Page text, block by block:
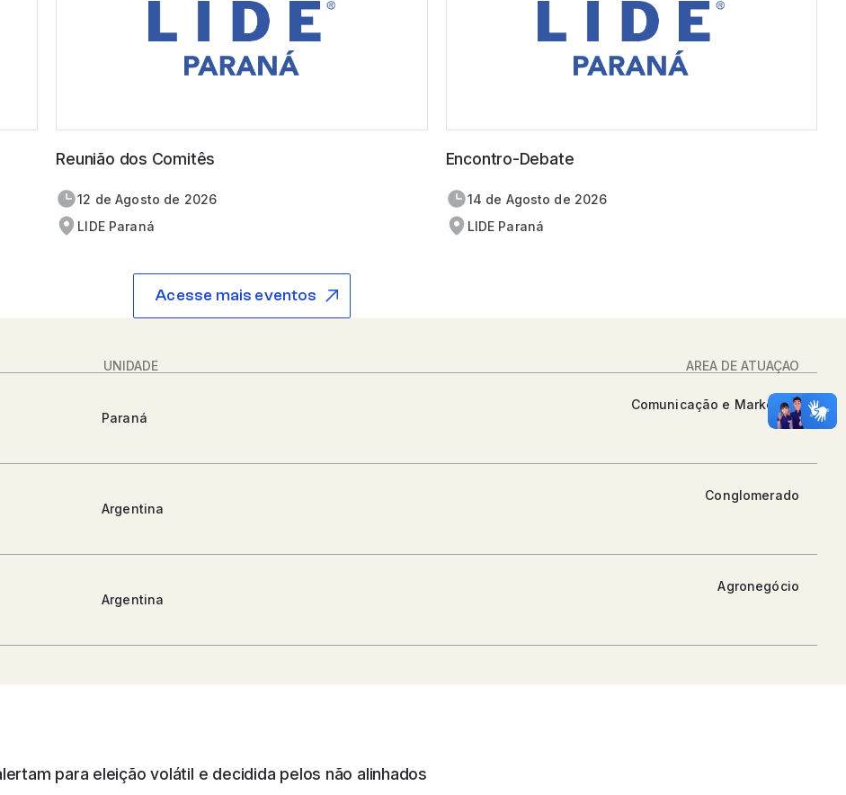
Reunião dos Comitês
12 de agosto de 2026
LIDE Paraná
Encontro-Debate
14 de agosto de 2026
LIDE Paraná
Acesse mais eventos
UNIDADE ÁREA DE ATUAÇÃO
Paraná
Comunicação e Marketing
Argentina
Conglomerado
Argentina
Agronegócio
São Paulo
para eleição volátil e decidida pelos não alinhados